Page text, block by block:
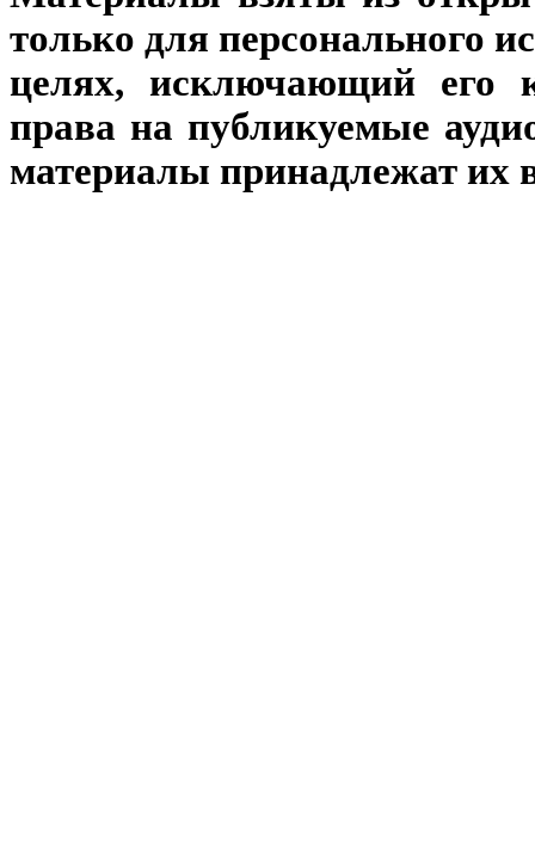
только для персонального
целях, исключающий его
права на публикуемые
материалы принадлежат их